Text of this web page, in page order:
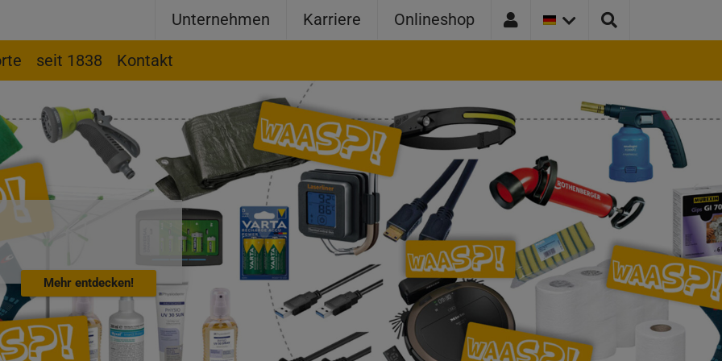
Unternehmen Karriere Onlineshop
LÄNDER
VERSION:
seit 1838 Kontakt
Mehr entdecken!